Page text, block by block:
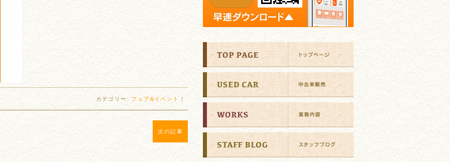
カテゴリー: フェア&イベント ｜
次の記事